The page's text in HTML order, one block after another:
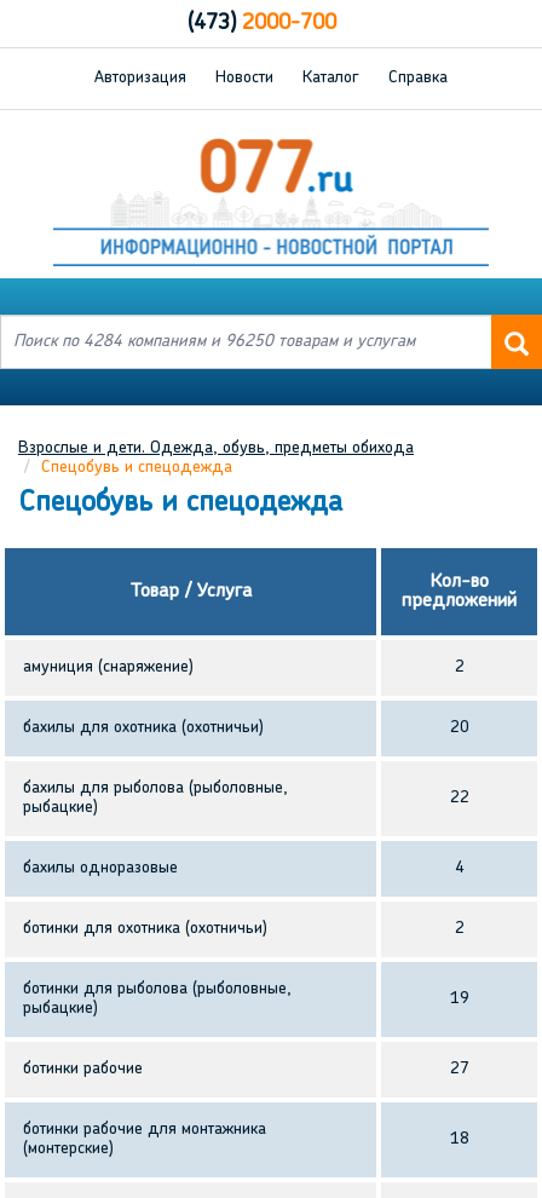
(473)2000-700
Авторизация Новости Каталог Справка
Взрослые и дети. Одежда, обувь, предметы обихода
Спецобувь и спецодежда
Спецобувь и спецодежда
Товар / Услуга
Кол-во
предложений
амуниция (снаряжение) 2
бахилы для охотника (охотничьи) 20
бахилы для рыболова (рыболовные,
рыбацкие)
22
бахилы одноразовые 4
ботинки для охотника (охотничьи) 2
ботинки для рыболова (рыболовные,
рыбацкие)
19
ботинки рабочие 27
ботинки рабочие для монтажника
(монтерские)
18